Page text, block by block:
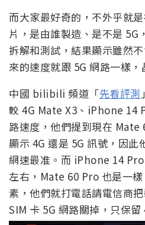
而大家最好奇的，不外乎就
片，是由誰製造、是不是 5G
拆解和測試，結果顯示雖然
來的速度就跟 5G 網路一樣
中國 bilibili 頻道「先看評測
較 4G Mate X3、iPhone 14
路速度，他們提到現在
顯示 4G 還是 5G 訊號，因
網速最准。而 iPhone 14
左右，Mate 60 Pro 也是一
素，他們就打電話請電信商
SIM 卡 5G 網路關掉，只保留